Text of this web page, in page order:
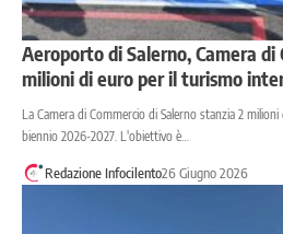
Aeroporto di Salerno, Camera di
milioni di euro per il turismo
La Camera di Commercio di Salerno stanzia 2
biennio 2026-2027. L'obiettivo è…
Redazione Infocilento26 Giugno 2026